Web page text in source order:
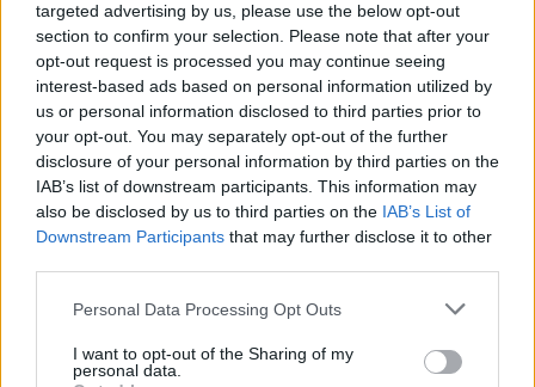
targeted advertising by us, please use the below opt-out
section to confirm your selection. Please note that after your
opt-out request is processed you may continue seeing
interest-based ads based on personal information utilized by
us or personal information disclosed to third parties prior to
your opt-out. You may separately opt-out of the further
disclosure of your personal information by third parties on the
IAB’s list of downstream participants. This information may
also be disclosed by us to third parties on the IAB’s List of
Downstream Participants that may further disclose it to other
Please note that this website/app uses one or more Google
not limited to your visit or usage behaviour. You may click to
grant or deny consent to Google and its third-party tags to
Personal Data Processing Opt Outs
I want to opt-out of the Sharing of my
personal data.
de estas hormonas en el organismo femenino, el
efecto puede ser un debilitamiento de la estructura
ósea.
Laosteoporosis asociada a lamenopausiaes
peligrosa en el sentido de que, incluso durante un
largo periodo de tiempo, la paciente puede
experimentar un deterioro gradual de la estructura
ósea, aunque esto puede no causar ningún síntoma.
En el caso de la osteoporosis avanzada, pueden